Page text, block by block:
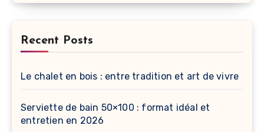
Recent Posts
Le chalet en bois : entre tradition et art de vivre
Serviette de bain 50×100 : format idéal et
entretien en 2026